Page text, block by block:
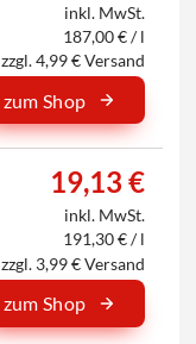
inkl. MwSt.
187,00 € / l
zzgl. 4,99 € Versand
zum Shop
19,13 €
inkl. MwSt.
191,30 € / l
zzgl. 3,99 € Versand
zum Shop